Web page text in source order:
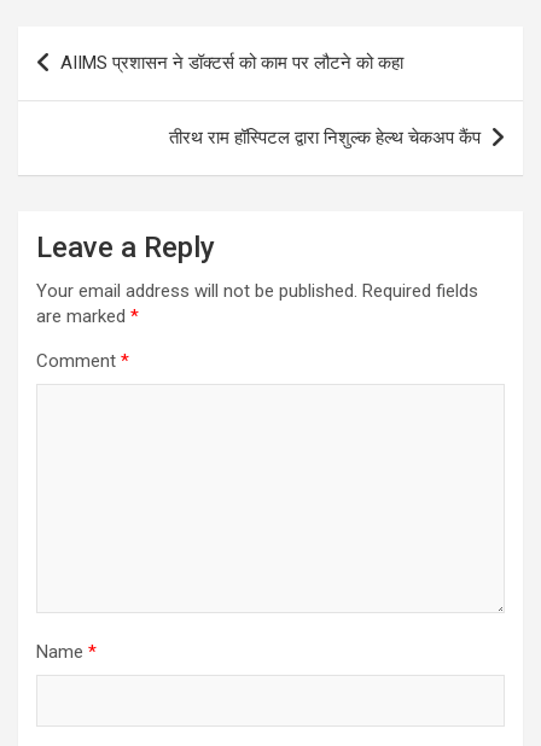
Post
navigation
AIIMS प्रशासन ने डॉक्टर्स को काम पर लौटने को कहा
तीरथ राम हॉस्पिटल द्वारा निशुल्क हेल्थ चेकअप कैंप
Leave a Reply
Your email address will not be published. Required fields
are marked *
Comment *
Name *